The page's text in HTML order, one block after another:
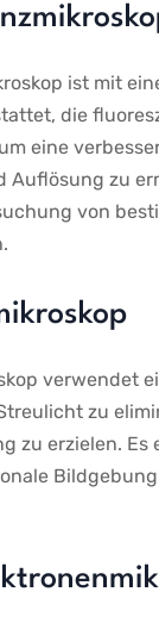
‌ist mit
die
⁤eine
Auflösung zu
von
verwendet
zu
⁢zu ⁣erzielen. Es